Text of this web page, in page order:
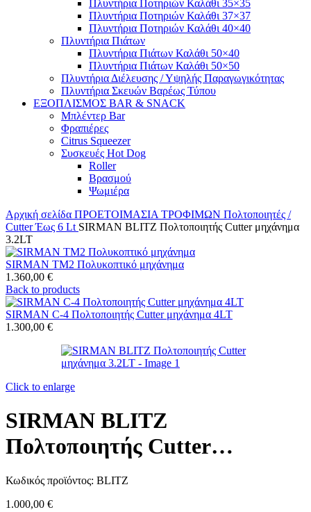
Πλυντήρια Ποτηριών Καλάθι 35×35
Πλυντήρια Ποτηριών Καλάθι 37×37
Πλυντήρια Ποτηριών Καλάθι 40×40
Πλυντήρια Πιάτων
Πλυντήρια Πιάτων Καλάθι 50×40
Πλυντήρια Πιάτων Καλάθι 50×50
Πλυντήρια Διέλευσης / Υψηλής Παραγωγικότητας
Πλυντήρια Σκευών Βαρέως Τύπου
ΕΞΟΠΛΙΣΜΟΣ BAR & SNACK
Μπλέντερ Bar
Φραπιέρες
Citrus Squeezer
Συσκευές Hot Dog
Roller
Βρασμού
Ψωμιέρα
Αρχική σελίδα ΠΡΟΕΤΟΙΜΑΣΙΑ ΤΡΟΦΙΜΩΝ Πολτοποιητές /
CutterΈως 6 Lt SIRMAN BLITZ Πολτοποιητής Cutter μηχάνημα
3.2LT
SIRMAN TM2 Πολυκοπτικό μηχάνημα
1.360,00 €
Back to products
SIRMAN C-4 Πολτοποιητής Cutter μηχάνημα 4LT
1.300,00 €
Click to enlarge
SIRMAN BLITZ
Πολτοποιητής Cutter
μηχάνημα 3.2LT
Κωδικός προϊόντος: BLITZ
1.000,00 €